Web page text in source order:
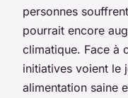
personnes
pourrait encore
climatique. Face à
initiatives voient le
alimentation saine